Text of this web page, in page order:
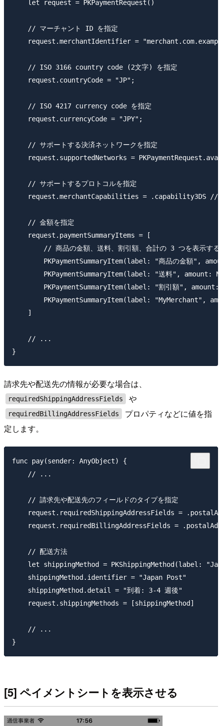
    let request = PKPaymentRequest()
    // マーチャント ID を指定
request.merchantIdentifier =
    // ISO 3166 country code (2文字) を指定
    request.countryCode = "JP";
    // ISO 4217 currency code を指定
    request.currencyCode = "JPY";
    // サポートする決済ネットワークを指定
request.supportedNetworks =
    // サポートするプロトコルを指定
request.merchantCapabilities = .capability3DS //
    // 金額を指定
    request.paymentSummaryItems = [
// 商品の金額、送料、割引額、合計の 3 つを表示する
PKPaymentSummaryItem(label: "商品の金額",
PKPaymentSummaryItem(label: "送料", amount:
PKPaymentSummaryItem(label: "割引額",
PKPaymentSummaryItem(label: "MyMerchant",
    ]
    // ...
請求先や配送先の情報が必要な場合は、
requiredShippingAddressFields や
requiredBillingAddressFields
プロパティなどに値を指
定します。
func pay(sender: AnyObject) {
    // ...
    // 請求先や配送先のフィールドのタイプを指定
request.requiredShippingAddressFields =
request.requiredBillingAddressFields =
    // 配送方法
let shippingMethod = PKShippingMethod(label:
    shippingMethod.identifier = "Japan Post"
    shippingMethod.detail = "到着: 3-4 週後"
    request.shippingMethods = [shippingMethod]
    // ...
[5] ペイメントシートを表示させる